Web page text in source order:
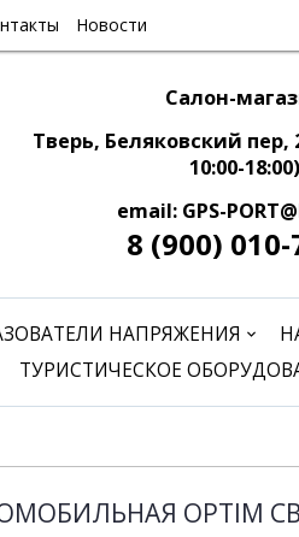
Новости
Салон-
Тверь, Беляковский пер,
10:00-18:00)
email: GPS-
8 (900) 010-
НАПРЯЖЕНИЯ
ТУРИСТИЧЕСКОЕ
OPTIM